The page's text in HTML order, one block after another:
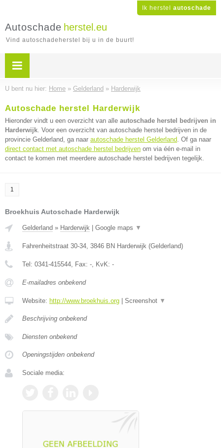
Ik herstel autoschade
Autoschade herstel.eu
Vind autoschadeherstel bij u in de buurt!
U bent nu hier: Home » Gelderland » Harderwijk
Autoschade herstel Harderwijk
Hieronder vindt u een overzicht van alle autoschade herstel bedrijven in
Harderwijk. Voor een overzicht van autoschade herstel bedrijven in de
provincie Gelderland, ga naar autoschade herstel Gelderland. Of ga naar
direct contact met autoschade herstel bedrijven om via één e-mail in
contact te komen met meerdere autoschade herstel bedrijven tegelijk.
1
Broekhuis Autoschade Harderwijk
Gelderland » Harderwijk Google maps ▼
Fahrenheitstraat 30-34, 3846 BN Harderwijk (Gelderland)
Tel: 0341-415544, Fax: -, KvK: -
E-mailadres onbekend
Website: http://www.broekhuis.org Screenshot ▼
Beschrijving onbekend
Diensten onbekend
Openingstijden onbekend
Sociale media: